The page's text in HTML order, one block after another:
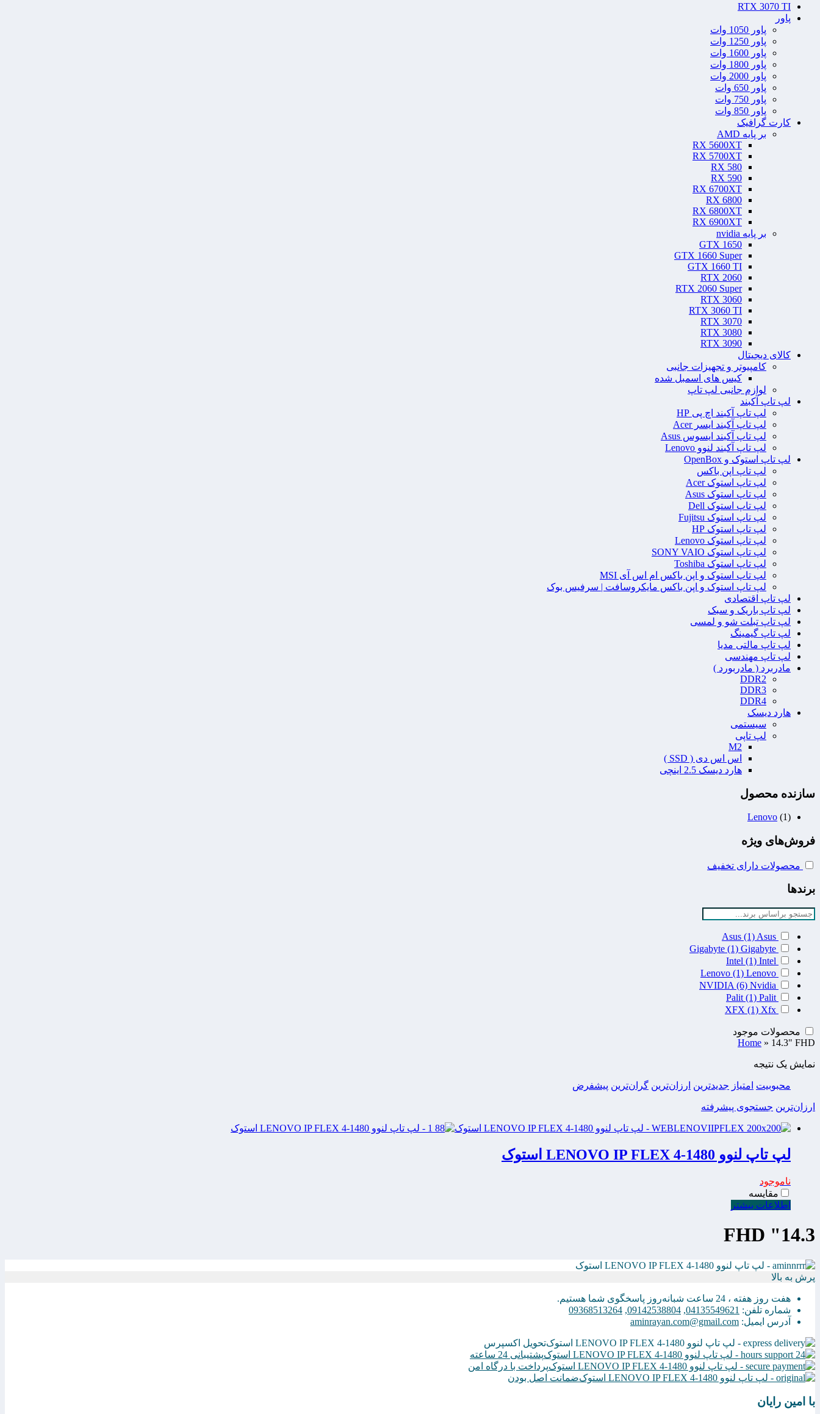
RTX 3070 TI
پاور
پاور 1050 وات
پاور 1250 وات
پاور 1600 وات
پاور 1800 وات
پاور 2000 وات
پاور 650 وات
پاور 750 وات
پاور 850 وات
کارت گرافیک
بر پایه AMD
RX 5600XT
RX 5700XT
RX 580
RX 590
RX 6700XT
RX 6800
RX 6800XT
RX 6900XT
بر پایه nvidia
GTX 1650
GTX 1660 Super
GTX 1660 TI
RTX 2060
RTX 2060 Super
RTX 3060
RTX 3060 TI
RTX 3070
RTX 3080
RTX 3090
کالای دیجیتال
کامپیوتر و تجهیزات جانبی
کیس های اسمبل شده
لوازم جانبی لپ تاپ
لپ تاپ آکبند
لپ تاپ آکبند اچ پی HP
لپ تاپ آکبند ایسر Acer
لپ تاپ آکبند ایسوس Asus
لپ تاپ آکبند لنوو Lenovo
لپ تاپ استوک و OpenBox
لپ تاپ اپن باکس
لپ تاپ استوک Acer
لپ تاپ استوک Asus
لپ تاپ استوک Dell
لپ تاپ استوک Fujitsu
لپ تاپ استوک HP
لپ تاپ استوک Lenovo
لپ تاپ استوک SONY VAIO
لپ تاپ استوک Toshiba
لپ تاپ استوک و اپن باکس ام اس آی MSI
لپ تاپ استوک و اپن باکس مایکروسافت | سرفیس بوک
لپ تاپ اقتصادی
لپ تاپ باریک و سبک
لپ تاپ تبلت شو و لمسی
لپ تاپ گیمینگ
لپ تاپ مالتی مدیا
لپ تاپ مهندسی
مادربرد ( مادربورد )
DDR2
DDR3
DDR4
هارد دیسک
سیستمی
لپ تاپی
M2
اس اس دی ( SSD )
هارد دیسک 2.5 اینچی
سازنده محصول
Lenovo (1)
فروش‌های ویژه
محصولات دارای تخفیف
برندها
Asus (1) Asus
Gigabyte (1) Gigabyte
Intel (1) Intel
Lenovo (1) Lenovo
NVIDIA (6) Nvidia
Palit (1) Palit
XFX (1) Xfx
محصولات موجود
Home » 14.3" FHD
نمایش یک نتیجه
محبوبیت امتیاز جدیدترین ارزان‌ترین گران‌ترین پیشفرض
ارزان‌ترین جستجوی پیشرفته
لپ تاپ لنوو LENOVO IP FLEX 4-1480 استوک
ناموجود
مقایسه
اطلاعات بیشتر
14.3" FHD
پرش به بالا
هفت روز هفته ، 24 ساعت شبانه‌روز پاسخگوی شما هستیم.
شماره تلفن: 04135549621
,
09142538804
,
09368513264
آدرس ایمیل: aminrayan.com@gmail.com
تحویل اکسپرس
پشتیبانی 24 ساعته
پرداخت با درگاه امن
ضمانت اصل بودن
با امین رایان